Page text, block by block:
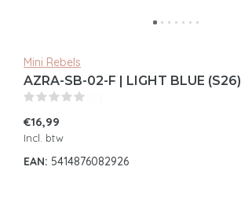
Mini Rebels
AZRA-SB-02-F | LIGHT BLUE (S26)
€16,99
Incl. btw
EAN: 5414876082926